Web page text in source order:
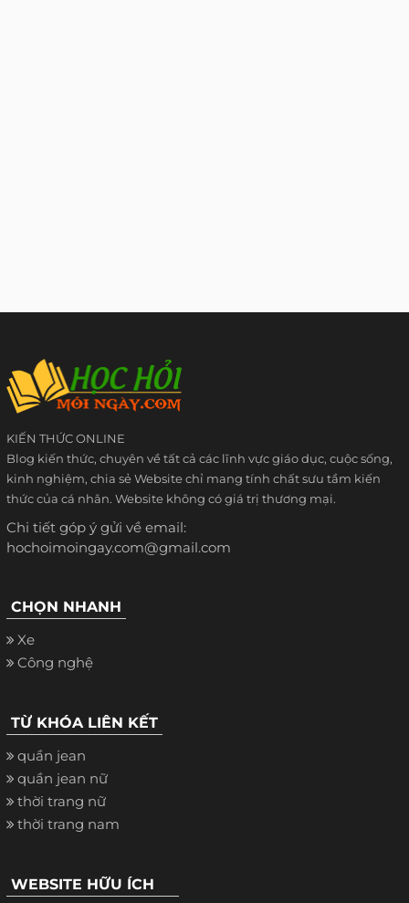
KIẾN THỨC ONLINE
Blog kiến thức, chuyên về tất cả các lĩnh vực giáo dục, cuộc sống,
kinh nghiệm, chia sẻ Website chỉ mang tính chất sưu tầm kiến
thức của cá nhân. Website không có giá trị thương mại.
Chi tiết góp ý gửi về email:
hochoimoingay.com@gmail.com
CHỌN NHANH
Xe
Công nghệ
TỪ KHÓA LIÊN KẾT
quần jean
quần jean nữ
thời trang nữ
thời trang nam
WEBSITE HỮU ÍCH